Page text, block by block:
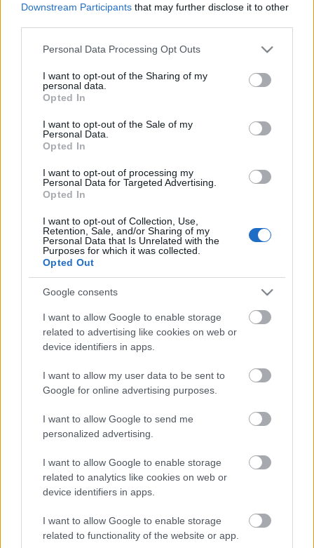
Downstream Participants that may further disclose it to other
Please note that this website/app uses one or more Google
not limited to your visit or usage behaviour. You may click to
grant or deny consent to Google and its third-party tags to
use your data for below specified purposes in below Google
consent section.
Personal Data Processing Opt Outs
I want to opt-out of the Sharing of my
personal data.
Opted In
I want to opt-out of the Sale of my
Personal Data.
Opted In
I want to opt-out of processing my
Personal Data for Targeted Advertising.
Opted In
I want to opt-out of Collection, Use,
Retention, Sale, and/or Sharing of my
Personal Data that Is Unrelated with the
Purposes for which it was collected.
Opted Out
Google consents
I want to allow Google to enable storage
related to advertising like cookies on web or
device identifiers in apps.
I want to allow my user data to be sent to
Google for online advertising purposes.
I want to allow Google to send me
personalized advertising.
I want to allow Google to enable storage
related to analytics like cookies on web or
device identifiers in apps.
I want to allow Google to enable storage
related to functionality of the website or app.
Minden, amit tudni akartál a
BlackBerry Q5-ről
Tom és Berry•2013. május 17.
A BlackBerry Live-nak vége, lehet hazamenni
Floridából, már aki haza akar egyáltalán menni egy
olyan helyről, ahol télen sem nagyon megy 20 °C alá
BlackBerry Live 2013 -- élőben
Orlandóból
Tom és Berry•2013. május 14.
Szevasztok BB-rajongók, eljött idén is a BlackBerry
-- ezen a konferencián a BlackBerry várhatóan -- ...
Holnap indul a BlackBerry Live!
Tom és Berry•2013. május 13.
Nem, a BlackBerry Live nem valami Alicia Keys
koncert, ahol Thorsten Heins is beáll a zenészek